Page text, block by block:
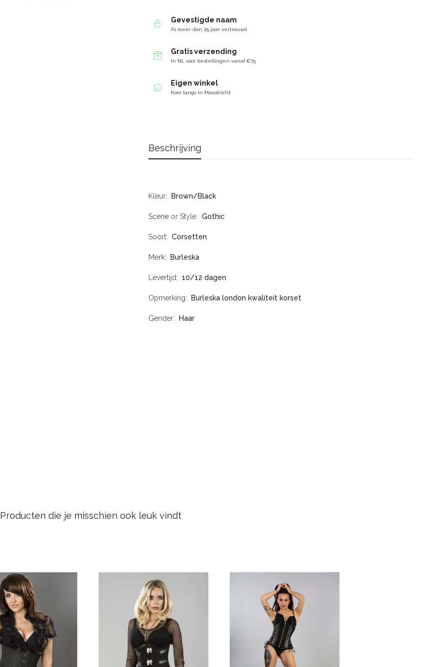
Gevestigde naam
Al meer dan 25 jaar vertrouwd
Gratis verzending
In NL voor bestellingen vanaf €75
Eigen winkel
Kom langs in Maastricht
Beschrijving
Kleur Brown/Black
Scene or Style Gothic
Soort Corsetten
Merk Burleska
Levertijd 10/12 dagen
Opmerking Burleska london kwaliteit korset
Gender Haar
Producten die je misschien ook leuk vindt